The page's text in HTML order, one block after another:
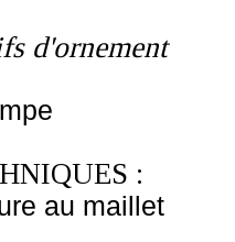
d'ornement
:
au maillet